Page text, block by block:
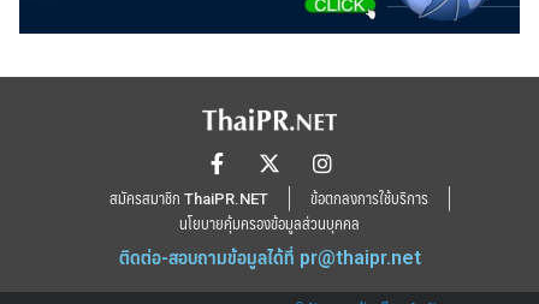
สมัครสมาชิก ThaiPR.NET
ข้อตกลงการใช้บริการ
นโยบายคุ้มครองข้อมูลส่วนบุคคล
ติดต่อ-สอบถามข้อมูลได้ที่ pr@thaipr.net